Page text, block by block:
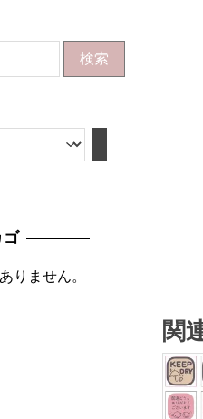
関
検索
ゴ
りません。